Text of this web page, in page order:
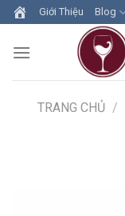
Skip
to
content
Giới Thiệu Blog
TRANG CHỦ /